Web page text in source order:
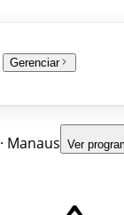
Gerenciar
· Manaus Ver